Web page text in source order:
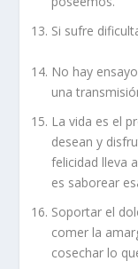
Si sufre
No hay
una
La vida es el
desean y
felicidad lleva
es saborear
Soportar el
comer la
cosechar lo